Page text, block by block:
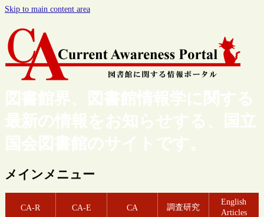
Skip to main content area
図書館界、図書館情報学に関する
最新の情報をお知らせする、国立
国会図書館のサイトです。
メインメニュー
CA-R CA-E CA 調査研究
English
Articles